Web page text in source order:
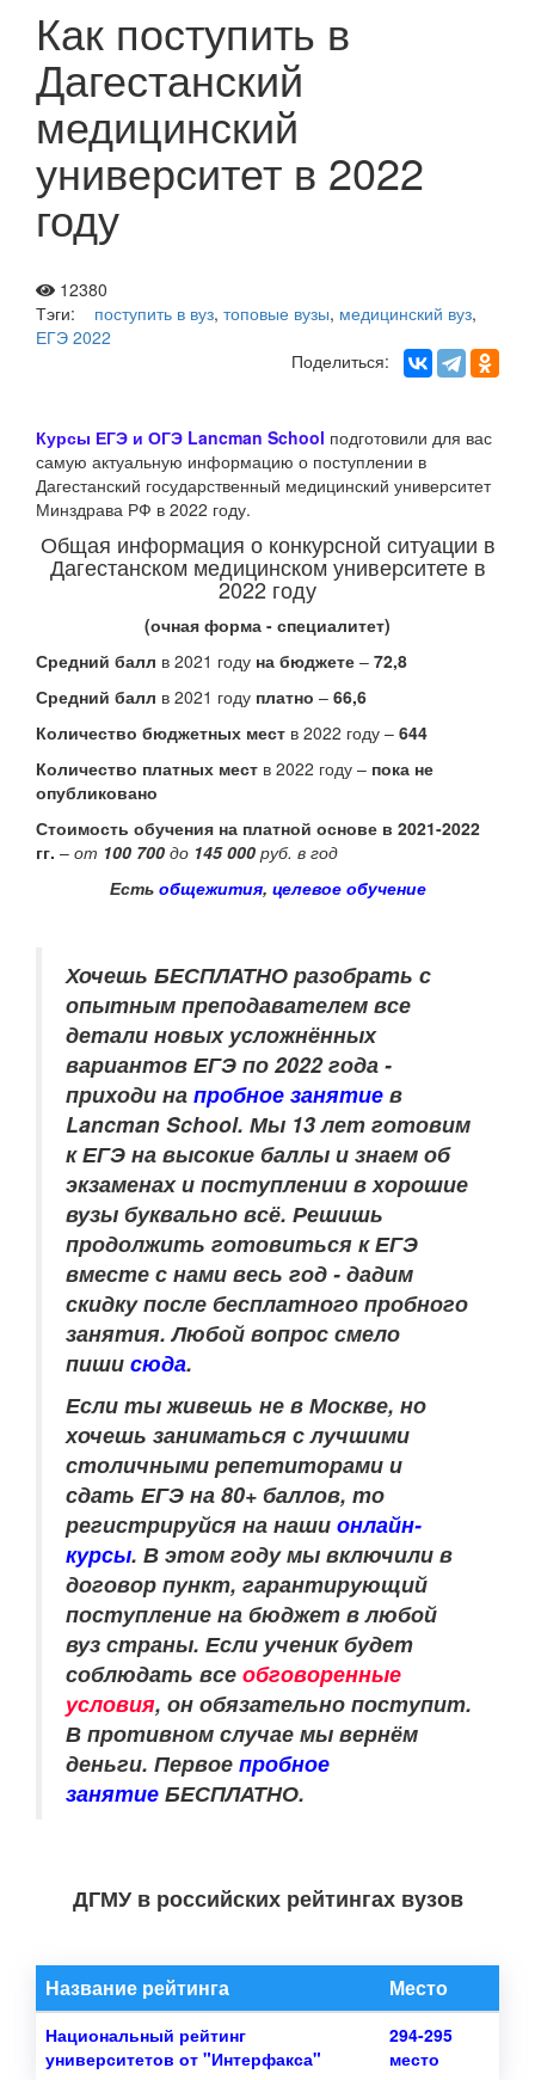
Как поступить в
Дагестанский
медицинский
университет в 2022
году
12380
Тэги:
поступить в вуз, топовые вузы, медицинский вуз,
ЕГЭ 2022
Поделиться:
Курсы ЕГЭ и ОГЭ Lancman School подготовили для вас
самую актуальную информацию о поступлении в
Дагестанский государственный медицинский университет
Минздрава РФ в 2022 году.
Общая информация о конкурсной ситуации в
Дагестанском медицинском университете в
2022 году
(очная форма - специалитет)
Средний балл в 2021 году на бюджете – 72,8
Средний балл в 2021 году платно – 66,6
Количество бюджетных мест в 2022 году – 644
Количество платных мест в 2022 году – пока не
опубликовано
Стоимость обучения на платной основе в 2021-2022
гг. – от 100 700 до 145 000 руб. в год
Есть общежития, целевое обучение
Хочешь БЕСПЛАТНО разобрать с
опытным преподавателем все
детали новых усложнённых
вариантов ЕГЭ по 2022 года -
приходи на пробное занятие в
Lancman School. Мы 13 лет готовим
к ЕГЭ на высокие баллы и знаем об
экзаменах и поступлении в хорошие
вузы буквально всё. Решишь
продолжить готовиться к ЕГЭ
вместе с нами весь год - дадим
скидку после бесплатного пробного
занятия. Любой вопрос смело
пиши сюда.
Если ты живешь не в Москве, но
хочешь заниматься с лучшими
столичными репетиторами и
сдать ЕГЭ на 80+ баллов, то
регистрируйся на наши онлайн-
курсы. В этом году мы включили в
договор пункт, гарантирующий
поступление на бюджет в любой
вуз страны. Если ученик будет
соблюдать все обговоренные
условия, он обязательно поступит.
В противном случае мы вернём
деньги. Первое пробное
занятие БЕСПЛАТНО.
ДГМУ в российских рейтингах вузов
Название рейтинга Место
Национальный рейтинг
университетов от "Интерфакса"
294-295
место